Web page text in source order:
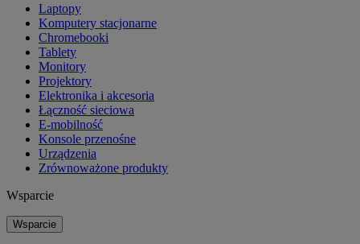
Laptopy
Komputery stacjonarne
Chromebooki
Tablety
Monitory
Projektory
Elektronika i akcesoria
Łączność sieciowa
E-mobilność
Konsole przenośne
Urządzenia
Zrównoważone produkty
Wsparcie
Wsparcie